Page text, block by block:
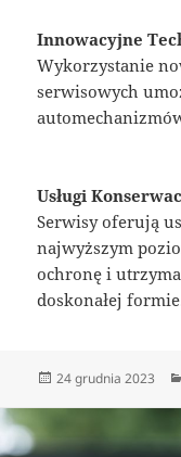
Innowacyjne
Wykorzystanie
serwisowych
Usługi
Serwisy oferują
najwyższym
ochronę i
doskonałej
Data
24 grudnia 2023